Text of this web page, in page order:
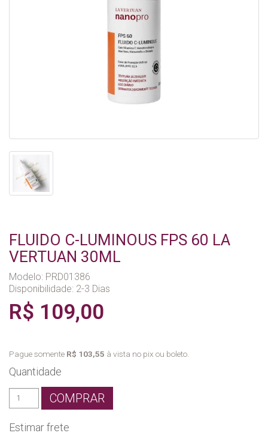
FLUIDO C-LUMINOUS FPS 60 LA
VERTUAN 30ML
Modelo: PRD01386
Disponibilidade: 2-3 Dias
R$ 109,00
Pague somente R$ 103,55 à vista no pix ou boleto.
Quantidade
COMPRAR
Estimar frete